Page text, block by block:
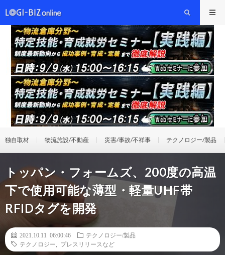
独自取材 物流施設/不動産 災害/事故/不祥事 テクノロジー/製品
トッパン・フォームズ、200度の高温
下で使用可能な薄型・軽量UHF帯
RFIDタグを開発
2021.10.11 06:00:46
テクノロジー/製品
テクノロジー
プレスリリースなど